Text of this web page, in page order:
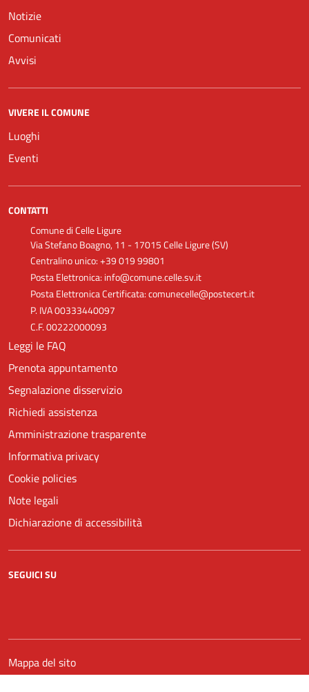
Notizie
Comunicati
Avvisi
VIVERE IL COMUNE
Luoghi
Eventi
CONTATTI
Comune di Celle Ligure
Via Stefano Boagno, 11 - 17015 Celle Ligure (SV)
Centralino unico: +39 019 99801
Posta Elettronica: info@comune.celle.sv.it
Posta Elettronica Certificata: comunecelle@postecert.it
P. IVA 00333440097
C.F. 00222000093
Leggi le FAQ
Prenota appuntamento
Segnalazione disservizio
Richiedi assistenza
Amministrazione trasparente
Informativa privacy
Cookie policies
Note legali
Dichiarazione di accessibilità
SEGUICI SU
Mappa del sito